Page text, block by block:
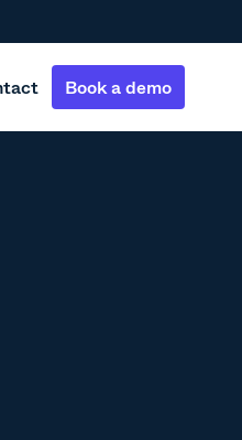
Book a demo